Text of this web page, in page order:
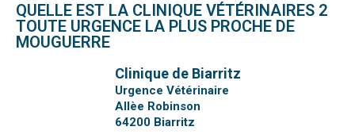
QUELLE EST LA CLINIQUE VÉTÉRINAIRES 2
TOUTE URGENCE LA PLUS PROCHE DE
MOUGUERRE
Clinique de Biarritz
Urgence Vétérinaire
Allèe Robinson
64200 Biarritz